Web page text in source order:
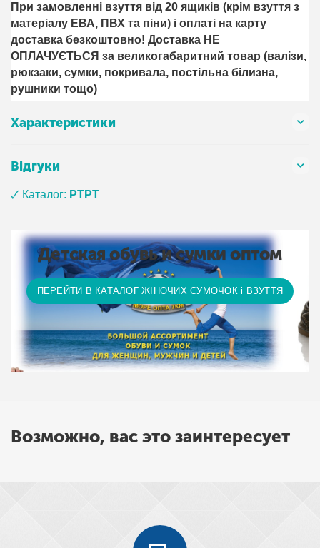
При замовленні взуття від 20 ящиків (крім взуття з
матеріалу ЕВА, ПВХ та піни) і оплаті на карту
доставка безкоштовно! Доставка НЕ ​​
ОПЛАЧУЄТЬСЯ за великогабаритний товар (валізи,
рюкзаки, сумки, покривала, постільна білизна,
рушники тощо)
Характеристики
Відгуки
🗸 Каталог: PTPT
Детская обувь и сумки оптом
ПЕРЕЙТИ В КАТАЛОГ ЖІНОЧИХ СУМОЧОК і ВЗУТТЯ
Возможно, вас это заинтересует